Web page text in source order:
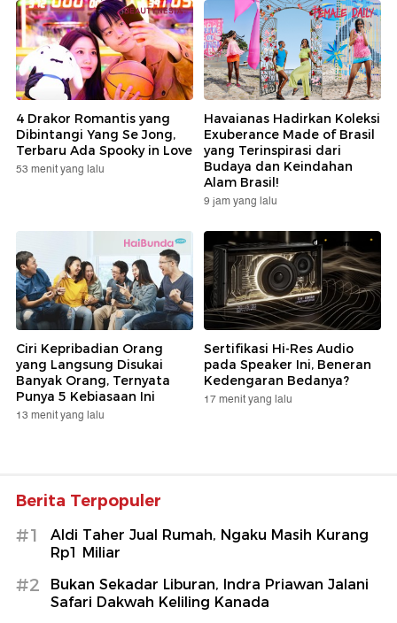
4 Drakor Romantis yang
Dibintangi Yang Se Jong,
Terbaru Ada Spooky in Love
53 menit yang lalu
Havaianas Hadirkan Koleksi
Exuberance Made of Brasil
yang Terinspirasi dari
Budaya dan Keindahan
Alam Brasil!
9 jam yang lalu
Ciri Kepribadian Orang
yang Langsung Disukai
Banyak Orang, Ternyata
Punya 5 Kebiasaan Ini
13 menit yang lalu
Sertifikasi Hi-Res Audio
pada Speaker Ini, Beneran
Kedengaran Bedanya?
17 menit yang lalu
Berita Terpopuler
#1
Aldi Taher Jual Rumah, Ngaku Masih Kurang
Rp1 Miliar
#2
Bukan Sekadar Liburan, Indra Priawan Jalani
Safari Dakwah Keliling Kanada